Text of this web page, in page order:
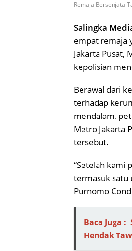
Remaja Bersenjata
Salingka
empat remaja
Jakarta Pusat,
kepolisian
Berawal dari
terhadap
mendalam,
Metro Jakarta
tersebut.
“Setelah kami
termasuk satu
Purnomo
Baca Juga :
Hendak